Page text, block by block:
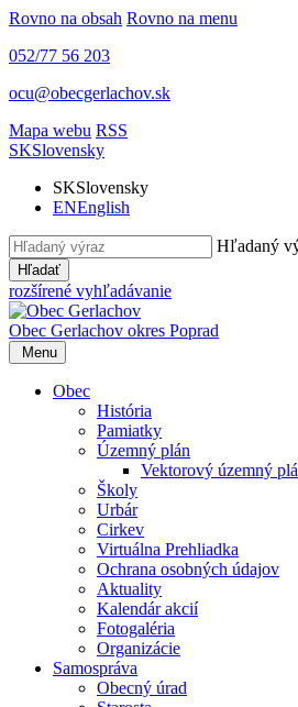
Rovno na obsah Rovno na menu
052/77 56 203
ocu@obecgerlachov.sk
Mapa webu RSS
SKSlovensky
SKSlovensky
ENEnglish
Hľadaný
Hľadať
rozšírené vyhľadávanie
Obec Gerlachov okres Poprad
Menu
Obec
História
Pamiatky
Územný plán
Vektorový územný
Školy
Urbár
Cirkev
Virtuálna Prehliadka
Ochrana osobných údajov
Aktuality
Kalendár akcií
Fotogaléria
Organizácie
Samospráva
Obecný úrad